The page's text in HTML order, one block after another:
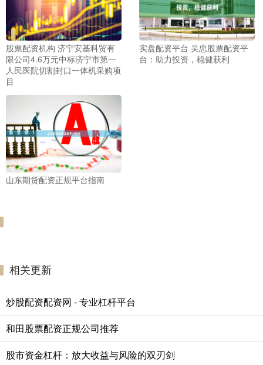
股票配资机构 济宁安基科贸有
限公司4.6万元中标济宁市第一
人民医院切割封口一体机采购项
目
实盘配资平台 吴忠股票配资平
台：助力投资，稳健获利
山东期货配资正规平台指南
相关更新
炒股配资配资网 - 专业杠杆平台
和田股票配资正规公司推荐
股市资金杠杆：放大收益与风险的双刃剑